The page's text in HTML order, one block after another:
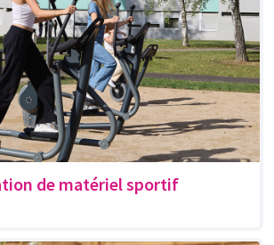
de matériel sportif